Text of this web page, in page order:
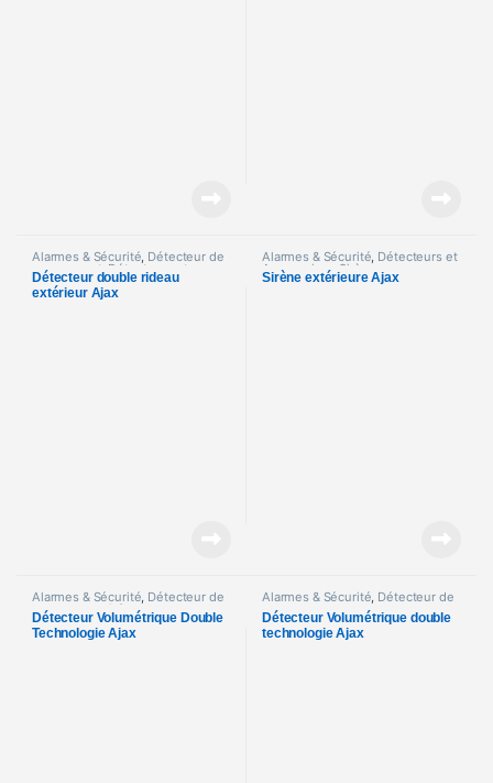
Alarmes & Sécurité, Détecteur de
mouvement, Détecteurs et
Accessoires
Détecteur double rideau
extérieur Ajax
Alarmes & Sécurité, Détecteurs et
Accessoires ,Sirènes
Sirène extérieure Ajax
Alarmes & Sécurité, Détecteur de
mouvement , Détecteurs et
Accessoires
Détecteur Volumétrique Double
Technologie Ajax
Alarmes & Sécurité, Détecteur de
mouvement
Détecteur Volumétrique double
technologie Ajax